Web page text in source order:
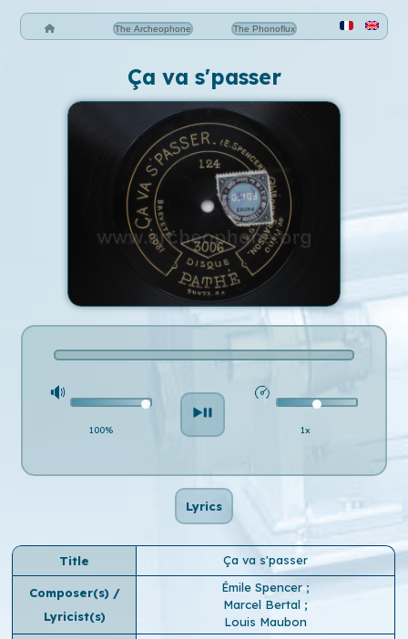
The Archeophone The Phonoflux
Ça va s'passer
100% 1x
Lyrics
Title Ça va s'passer
Composer(s) /
Lyricist(s)
Émile Spencer;
Marcel Bertal ;
Louis Maubon